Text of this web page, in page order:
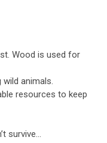
Wood is used for
animals.
resources to keep
survive…